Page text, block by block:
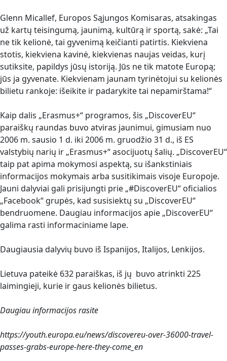
Glenn Micallef, Europos Sąjungos Komisaras, atsakingas
už kartų teisingumą, jaunimą, kultūrą ir sportą, sakė: „Tai
ne tik kelionė, tai gyvenimą keičianti patirtis. Kiekviena
stotis, kiekviena kavinė, kiekvienas naujas veidas, kurį
sutiksite, papildys jūsų istoriją. Jūs ne tik matote Europą;
jūs ja gyvenate. Kiekvienam jaunam tyrinėtojui su kelionės
bilietu rankoje: išeikite ir padarykite tai nepamirštama!“
Kaip dalis „Erasmus+“ programos, šis „DiscoverEU“
paraiškų raundas buvo atviras jaunimui, gimusiam nuo
2006 m. sausio 1 d. iki 2006 m. gruodžio 31 d., iš ES
valstybių narių ir „Erasmus+“ asocijuotų šalių. „DiscoverEU“
taip pat apima mokymosi aspektą, su išankstiniais
informacijos mokymais arba susitikimais visoje Europoje.
Jauni dalyviai gali prisijungti prie „#DiscoverEU“ oficialios
„Facebook“ grupės, kad susisiektų su „DiscoverEU“
bendruomene. Daugiau informacijos apie „DiscoverEU“
galima rasti informaciniame lape.
Daugiausia dalyvių buvo iš Ispanijos, Italijos, Lenkijos.
Lietuva pateikė 632 paraiškas, iš jų buvo atrinkti 225
laimingieji, kurie ir gaus kelionės bilietus.
Daugiau informacijos rasite
https://youth.europa.eu/news/discovereu-over-36000-travel-
passes-grabs-europe-here-they-come_en